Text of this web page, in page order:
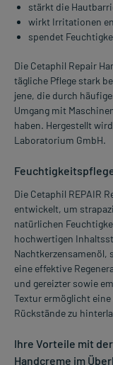
stärkt die
wirkt Irritationen
spendet
Die Cetaphil Repair
tägliche Pflege stark
jene, die durch
Umgang mit
haben. Hergestellt
Laboratorium GmbH.
Die Cetaphil REPAIR
entwickelt, um
natürlichen
hochwertigen
Nachtkerzensamenöl,
eine effektive
und gereizter sowie
Textur ermöglicht
Rückstände zu
Ihre Vorteile mit
Handcreme im